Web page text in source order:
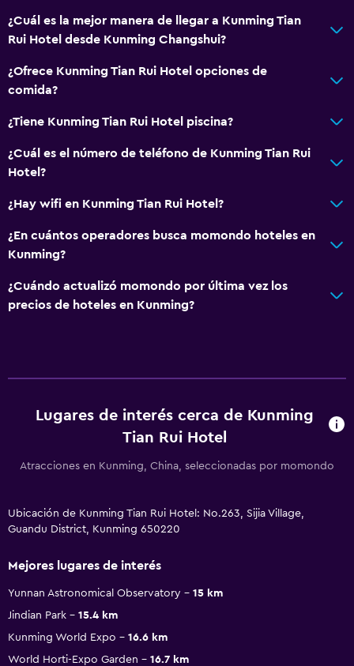
¿Cuál es la mejor manera de llegar a Kunming Tian
Rui Hotel desde Kunming Changshui?
¿Ofrece Kunming Tian Rui Hotel opciones de
comida?
¿Tiene Kunming Tian Rui Hotel piscina?
¿Cuál es el número de teléfono de Kunming Tian Rui
Hotel?
¿Hay wifi en Kunming Tian Rui Hotel?
¿En cuántos operadores busca momondo hoteles en
Kunming?
¿Cuándo actualizó momondo por última vez los
precios de hoteles en Kunming?
Lugares de interés cerca de Kunming
Tian Rui Hotel
Atracciones en Kunming, China, seleccionadas por momondo
Ubicación de Kunming Tian Rui Hotel: No.263, Sijia Village,
Guandu District, Kunming 650220
Mejores lugares de interés
Yunnan Astronomical Observatory
15 km
Jindian Park
15.4 km
Kunming World Expo
16.6 km
World Horti-Expo Garden
16.7 km